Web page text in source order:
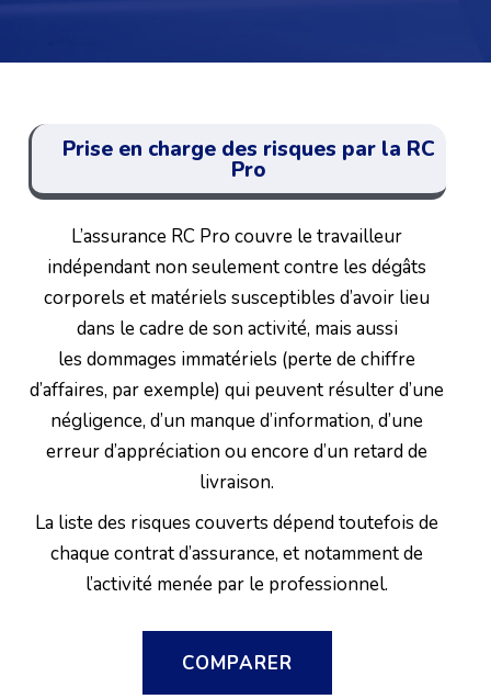
Prise en charge des risques par la RC
Pro
L’assurance RC Pro couvre le travailleur
indépendant non seulement contre les dégâts
corporels et matériels susceptibles d’avoir lieu
dans le cadre de son activité, mais aussi
les dommages immatériels (perte de chiffre
d’affaires, par exemple) qui peuvent résulter d’une
négligence, d’un manque d’information, d’une
erreur d’appréciation ou encore d’un retard de
livraison.
La liste des risques couverts dépend toutefois de
chaque contrat d’assurance, et notamment de
l’activité menée par le professionnel.
COMPARER